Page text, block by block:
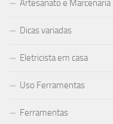
Artesanato e Marcenaria
Dicas variadas
Eletricista em casa
Uso Ferramentas
Ferramentas